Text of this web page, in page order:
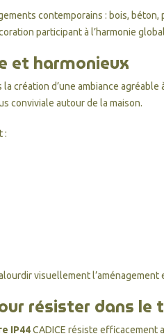
contemporains : bois,
participant à l’harmonie
et harmonieux
création d’une ambiance
conviviale autour de la maison.
:
visuellement l’aménagement
résister dans le
IP44CADICE résiste efficacement